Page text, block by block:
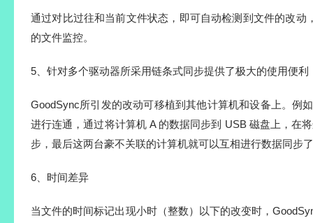
通过对比过往和当前文件状态，即可自动检测到文件的改动
的文件监控。
5、针对多个驱动器所采用链条式同步提供了极大的使用便利
GoodSync所引发的改动可移植到其他计算机和设备上。例
进行连通，通过将计算机 A 的数据同步到 USB 磁盘上，在
步，最后这两台豪不关联的计算机就可以互相进行数据同步
6、时间差异
当文件的时间标记出现小时（整数）以下的改变时，